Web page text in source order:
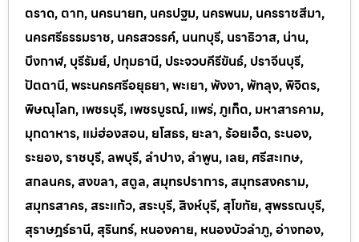
ตราด, ตาก, นครนายก, นครปฐม, นครพนม, นครราชสีมา,
นครศรีธรรมราช, นครสวรรค์, นนทบุรี, นราธิวาส, น่าน,
บึงกาฬ, บุรีรัมย์, ปทุมธานี, ประจวบคีรีขันธ์, ปราจีนบุรี,
ปัตตานี, พระนครศรีอยุธยา, พะเยา, พังงา, พัทลุง, พิจิตร,
พิษณุโลก, เพชรบุรี, เพชรบูรณ์, แพร่, ภูเก็ต, มหาสารคาม,
มุกดาหาร, แม่ฮ่องสอน, ยโสธร, ยะลา, ร้อยเอ็ด, ระนอง,
ระยอง, ราชบุรี, ลพบุรี, ลำปาง, ลำพูน, เลย, ศรีสะเกษ,
สกลนคร, สงขลา, สตูล, สมุทรปราการ, สมุทรสงคราม,
สมุทรสาคร, สระแก้ว, สระบุรี, สิงห์บุรี, สุโขทัย, สุพรรณบุรี,
สุราษฎร์ธานี, สุรินทร์, หนองคาย, หนองบัวลำภู, อ่างทอง,